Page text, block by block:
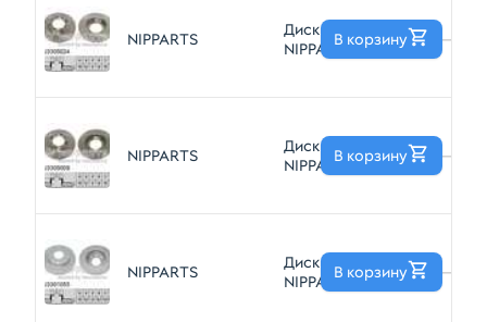
NIPPARTS
Диск тормозной
NIPPARTS
—
В корзину
NIPPARTS
Диск тормозной
NIPPARTS
—
В корзину
NIPPARTS
Диск тормозной
NIPPARTS
—
В корзину